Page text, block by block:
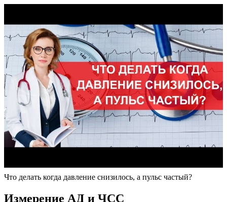
Что делать когда давление снизилось, а пульс частый?
Измерение АД и ЧСС